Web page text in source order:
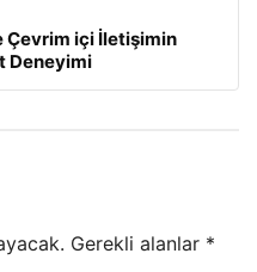
Çevrim içi İletişimin
Deneyimi
Gerekli alanlar *